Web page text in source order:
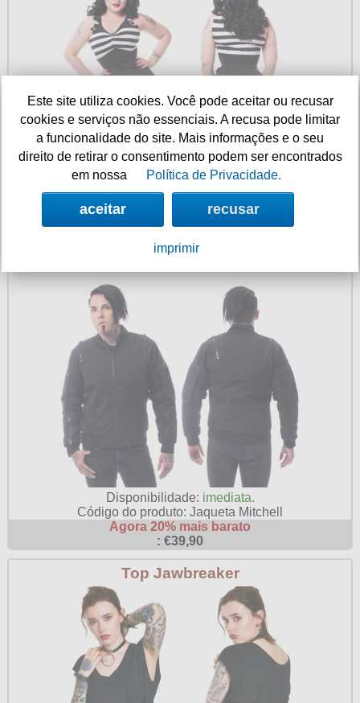
Disponibilidade:imediata.
Código do produto: KiaDress
Disponibilidade: imediata.
Código do produto: Jaqueta Mitchell
Agora 20% mais barato
: €39,90
Top Jawbreaker
Este site utiliza cookies. Você pode aceitar ou recusar
cookies e serviços não essenciais. A recusa pode limitar
a funcionalidade do site. Mais informações e o seu
direito de retirar o consentimento podem ser encontrados
em nossa
Política de Privacidade.
aceitar recusar
imprimir